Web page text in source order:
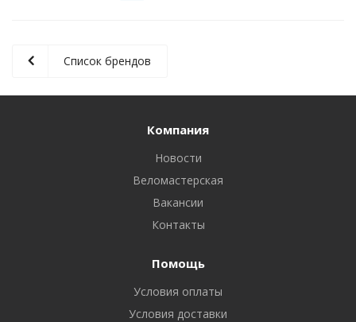
Список брендов
Компания
Новости
Веломастерская
Вакансии
Контакты
Помощь
Условия оплаты
Условия доставки